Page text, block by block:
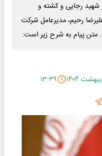
شهید رجایی و کشته و
رحیم، مدیرعامل شرکت
متن پیام به شرح زیر است:
۱۳:۳۹